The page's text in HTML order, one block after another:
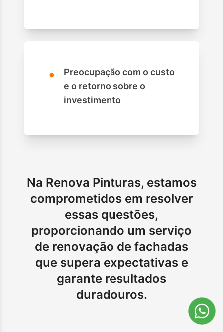
•
Preocupação com o custo
e o retorno sobre o
investimento
Na Renova Pinturas, estamos
comprometidos em resolver
essas questões,
proporcionando um serviço
de renovação de fachadas
que supera expectativas e
garante resultados
duradouros.